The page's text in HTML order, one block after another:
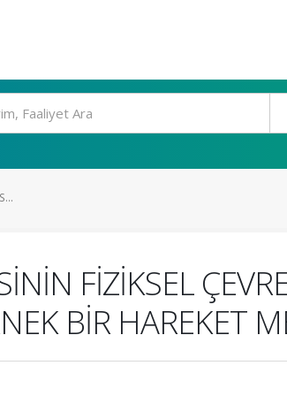
FİZİKSEL
BİR HAREKET